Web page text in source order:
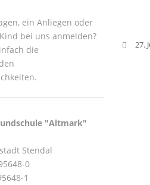
ein Anliegen oder
bei uns anmelden?
die
"Altmark"
Stendal
0
1
27.